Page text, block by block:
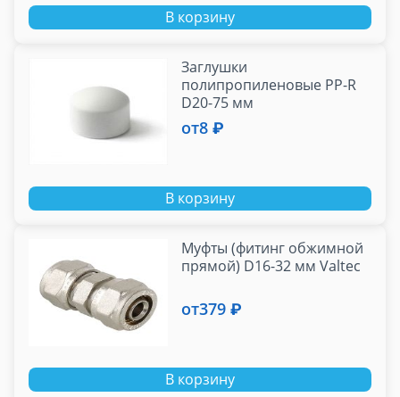
В корзину
Заглушки
полипропиленовые PP-R
D20-75 мм
от8 ₽
В корзину
Муфты (фитинг обжимной
прямой) D16-32 мм Valtec
от379 ₽
В корзину